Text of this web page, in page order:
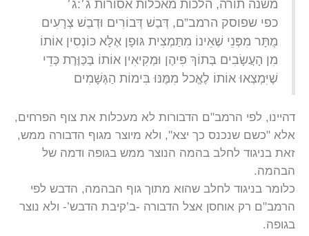
משנה תורה, הלכות מאכלות אסורות ג׳:ג׳
כפי שפוסק הרמב”ם, דְּבַשׁ דְּבוֹרִים וּדְבַשׁ צְרָעִים
מֻתָּר מִפְּנֵי שֶׁאֵינוֹ מִתַּמְצִית גּוּפָן אֶלָּא כּוֹנְסִין אוֹתוֹ
מִן הָעֲשָׂבִים בְּתוֹךְ פִּיהֶן וּמְקִיאִין אוֹתוֹ בַּכַּוֶּרֶת כְּדֵי
שֶׁיִּמְצְאוּ אוֹתוֹ לֶאֱכל מִמֶּנּוּ בִּימוֹת הַגְּשָׁמִים
דהיינו, לפי הרמב"ם הדבורות לא מעכלות את צוף הפרחים,
אלא "כשם שנכנס כך יצא", ולא מיוצר מגוף הדבורה ממש,
זאת בניגוד לחלב בהמה הנוצר ממש בגופה ודמה של
הבהמה.
כלומר בניגוד לחלב שהוא מתוך גוף הבהמה, הדבש לפי
הרמב"ם רק אוחסן אצל הדבורה -ב’קיבת הדבש’- ולא נוצר
בגופה.